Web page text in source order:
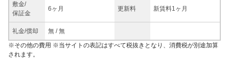
敷金/
保証金
6ヶ月 更新料 新賃料1ヶ月
礼金/償却 無 /無
※その他の費用 ※当サイトの表記はすべて税抜きとなり、消費税が別途加算
されます。